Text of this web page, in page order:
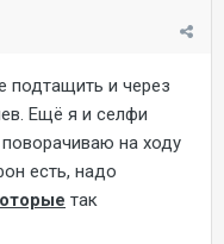
и через
Ещё я и селфи
на ходу
есть, надо
так